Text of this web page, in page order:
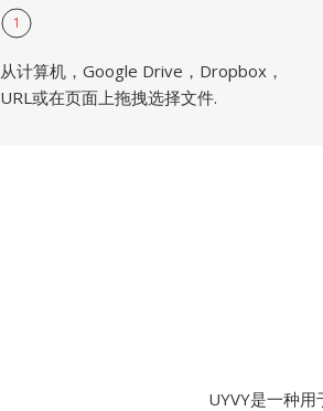
1
从计算机，Google Drive，Dropbox，
URL或在页面上拖拽选择文件.
UYVY是一种用